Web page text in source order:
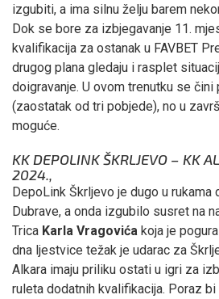
izgubiti, a ima silnu želju barem
Dok se bore za izbjegavanje 11.
kvalifikacija za ostanak u FAVBET
drugog plana gledaju i rasplet
doigravanje. U ovom trenutku se čini
(zaostatak od tri pobjede), no u
moguće.
KK DEPOLINK ŠKRLJEVO – KK
2024.,
DepoLink Škrljevo je dugo u
Dubrave, a onda izgubilo susret na
Trica Karla Vragovića koja je
dna ljestvice težak je udarac za
Alkara imaju priliku ostati u igri za
ruleta dodatnih kvalifikacija. Poraz